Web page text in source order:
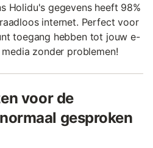
Holidu's gegevens heeft 98%
internet. Perfect voor
toegang hebben tot jouw e-
zonder problemen!
voor de
gesproken